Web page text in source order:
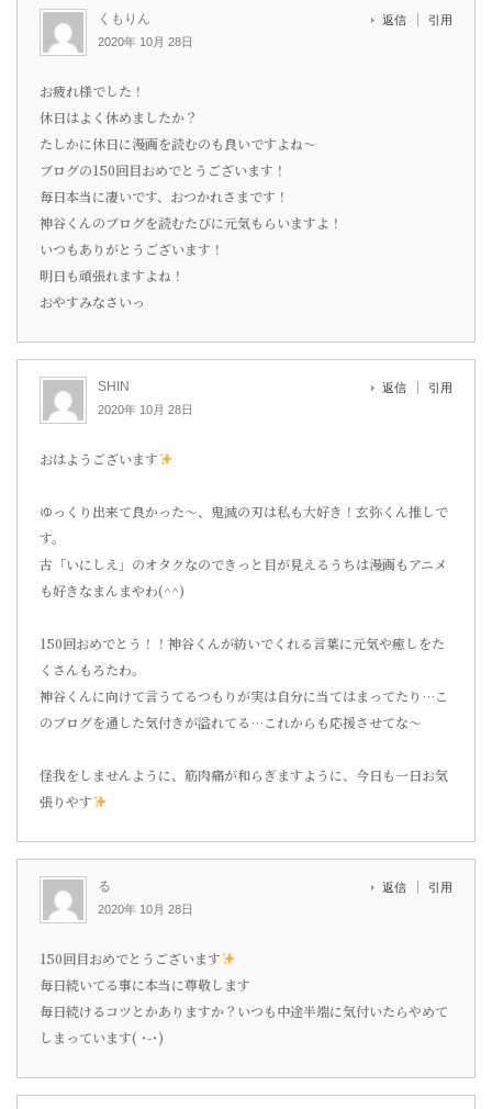
くもりん
2020年 10月 28日
返信 引用
お疲れ様でした！
休日はよく休めましたか？
たしかに休日に漫画を読むのも良いですよね〜
ブログの150回目おめでとうございます！
毎日本当に凄いです、おつかれさまです！
神谷くんのブログを読むたびに元気もらいますよ！
いつもありがとうございます！
明日も頑張れますよね！
おやすみなさいっ
SHIN
2020年 10月 28日
返信 引用
おはようございます
ゆっくり出来て良かった〜、鬼滅の刃は私も大好き！玄弥くん推しで
す。
古「いにしえ」のオタクなのできっと目が見えるうちは漫画もアニメ
も好きなまんまやわ(^^)
150回おめでとう！！神谷くんが紡いでくれる言葉に元気や癒しをた
くさんもろたわ。
神谷くんに向けて言うてるつもりが実は自分に当てはまってたり…こ
のブログを通した気付きが溢れてる…これからも応援させてな〜
怪我をしませんように、筋肉痛が和らぎますように、今日も一日お気
張りやす
る
2020年 10月 28日
返信 引用
150回目おめでとうございます
毎日続いてる事に本当に尊敬します
毎日続けるコツとかありますか？いつも中途半端に気付いたらやめて
しまっています( ˙-˙)